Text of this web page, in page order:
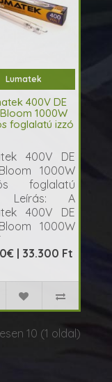
Lumatek
400V DE
1000W
foglalatú izzó
400V DE
1000W
foglalatú
Leírás: A
400V DE
1000W
| 33.300 Ft
10 (1 oldal)